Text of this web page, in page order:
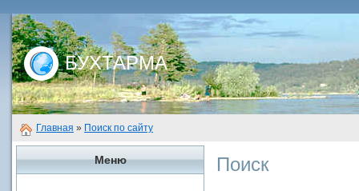
БУХТАРМА
Главная » Поиск по сайту
Меню Поиск